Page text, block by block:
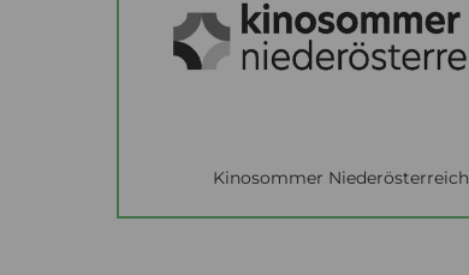
Kinosommer Niederösterreich